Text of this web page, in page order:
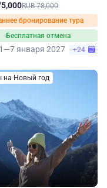
RUB 78,000
бронирование тура
Бесплатная отмена
1—7 января 2027 +24
на Новый год